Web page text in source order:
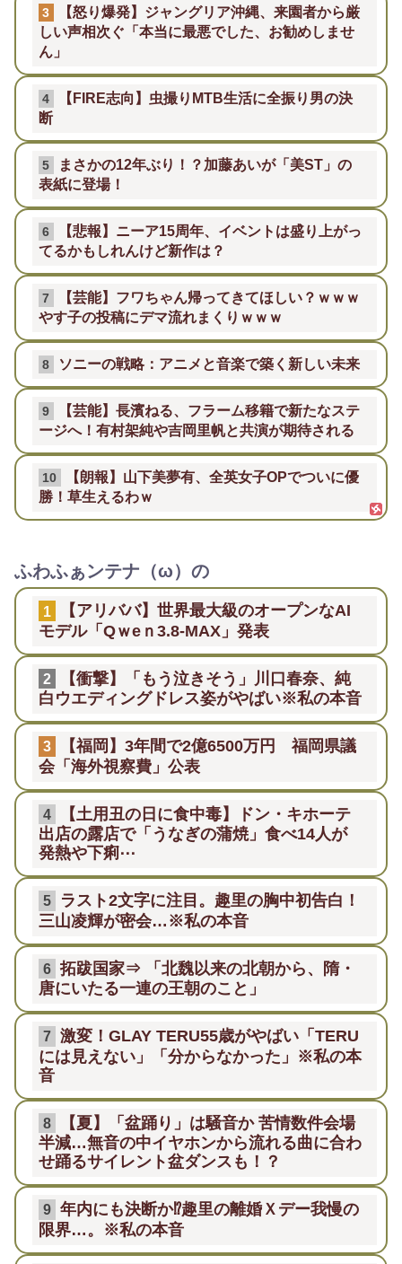
3
【怒り爆発】ジャングリア沖縄、来園者から厳
しい声相次ぐ「本当に最悪でした、お勧めしませ
ん」
4
【FIRE志向】虫撮りMTB生活に全振り男の決
断
5
まさかの12年ぶり！？加藤あいが「美ST」の
表紙に登場！
6
【悲報】ニーア15周年、イベントは盛り上がっ
てるかもしれんけど新作は？
7
【芸能】フワちゃん帰ってきてほしい？ｗｗｗ
やす子の投稿にデマ流れまくりｗｗｗ
8 ソニーの戦略：アニメと音楽で築く新しい未来
9
【芸能】長濱ねる、フラーム移籍で新たなステ
ージへ！有村架純や吉岡里帆と共演が期待される
10
【朗報】山下美夢有、全英女子OPでついに優
勝！草生えるわｗ
ふわふぁンテナ（ω）の
1
【アリババ】世界最大級のオープンなAI
モデル「Qｗeｎ3.8-MAX」発表
2
【衝撃】「もう泣きそう」川口春奈、純
白ウエディングドレス姿がやばい※私の本音
3
【福岡】3年間で2億6500万円 福岡県議
会「海外視察費」公表
4
【土用丑の日に食中毒】ドン・キホーテ
出店の露店で「うなぎの蒲焼」食べ14人が
発熱や下痢⋯
5
ラスト2文字に注目。趣里の胸中初告白！
三山凌輝が密会…※私の本音
6 拓跋国家⇒ 「北魏以来の北朝から、隋・
唐にいたる一連の王朝のこと」
7 激変！GLAY TERU55歳がやばい「TERU
には見えない」「分からなかった」※私の本
音
8
【夏】「盆踊り」は騒音か 苦情数件会場
半減…無音の中イヤホンから流れる曲に合わ
せ踊るサイレント盆ダンスも！？
9 年内にも決断か⁉趣里の離婚Ｘデー我慢の
限界…。※私の本音